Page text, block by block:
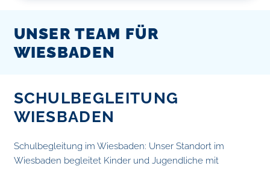
UNSER TEAM FÜR
WIESBADEN
SCHULBEGLEITUNG
WIESBADEN
Schulbegleitung im Wiesbaden: Unser Standort im
Wiesbaden begleitet Kinder und Jugendliche mit